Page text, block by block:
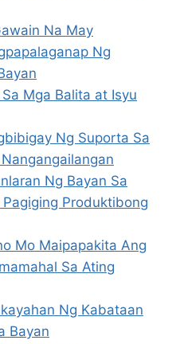
Na May
Ng
Mga Balita at Isyu
Ng Suporta Sa
Ng Bayan Sa
Produktibong
Mo Maipapakita Ang
Sa Ating
Ng Kabataan
Bayan